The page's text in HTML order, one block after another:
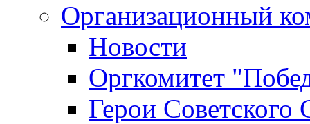
Организационный
Новости
Оргкомитет
Герои Советского